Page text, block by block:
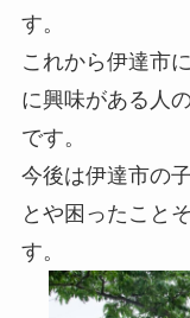
す。
これから伊達市
に興味がある人
です。
今後は伊達市の子
とや困ったこと
す。